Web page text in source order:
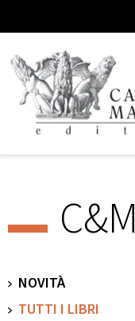
C&M
NOVITÀ
TUTTI I LIBRI